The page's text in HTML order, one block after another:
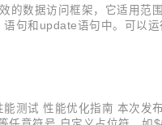
数据访问框架，它适用范
句和update语句中。可以
试 性能优化指南 本次发